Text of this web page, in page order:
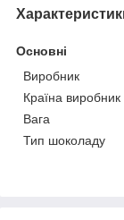
Основні
Виробник
Країна виробник
Вага
Тип шоколаду